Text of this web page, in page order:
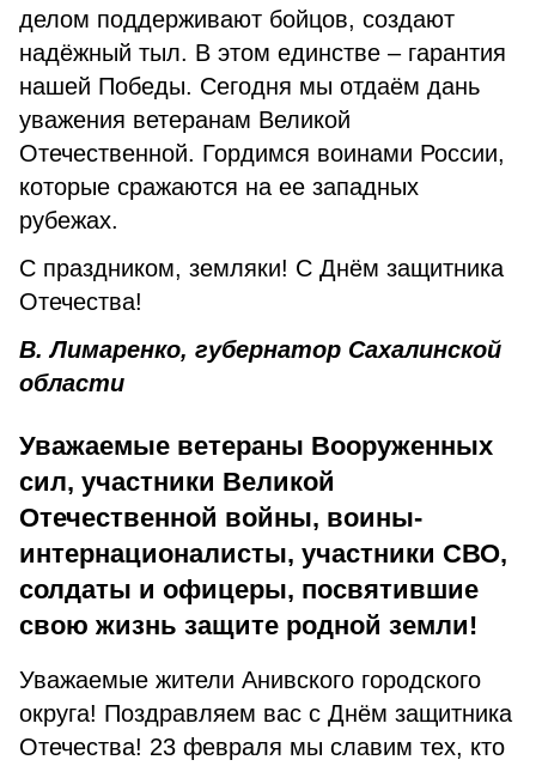
делом поддерживают бойцов, создают
надёжный тыл. В этом единстве – гарантия
нашей Победы. Сегодня мы отдаём дань
уважения ветеранам Великой
Отечественной. Гордимся воинами России,
которые сражаются на ее западных
рубежах.
С праздником, земляки! С Днём защитника
Отечества!
В. Лимаренко, губернатор Сахалинской
области
Уважаемые ветераны Вооруженных
сил, участники Великой
Отечественной войны, воины-
интернационалисты, участники СВО,
солдаты и офицеры, посвятившие
свою жизнь защите родной земли!
Уважаемые жители Анивского городского
округа! Поздравляем вас с Днём защитника
Отечества! 23 февраля мы славим тех, кто